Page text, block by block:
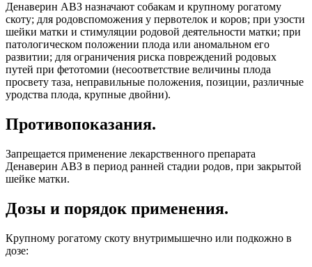
Денаверин АВЗ назначают собакам и крупному рогатому
скоту; для родовспоможения у первотелок и коров; при узости
шейки матки и стимуляции родовой деятельности матки; при
патологическом положении плода или аномальном его
развитии; для ограничения риска повреждений родовых
путей при фетотомии (несоответствие величины плода
просвету таза, неправильные положения, позиции, различные
уродства плода, крупные двойни).
Противопоказания.
Запрещается применение лекарственного препарата
Денаверин АВЗ в период ранней стадии родов, при закрытой
шейке матки.
Дозы и порядок применения.
Крупному рогатому скоту внутримышечно или подкожно в
дозе: